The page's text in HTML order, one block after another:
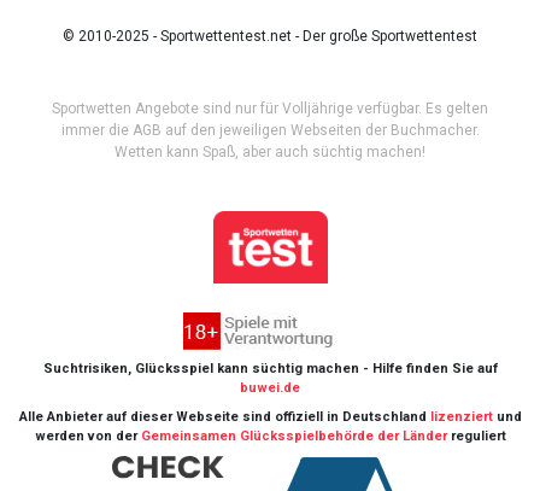
© 2010-2025 - Sportwettentest.net - Der große Sportwettentest
Sportwetten Angebote sind nur für Volljährige verfügbar. Es gelten
immer die AGB auf den jeweiligen Webseiten der Buchmacher.
Wetten kann Spaß, aber auch süchtig machen!
Suchtrisiken, Glücksspiel kann süchtig machen - Hilfe finden Sie auf
buwei.de
Alle Anbieter auf dieser Webseite sind offiziell in Deutschland lizenziertund
werden von der Gemeinsamen Glücksspielbehörde der Länderreguliert